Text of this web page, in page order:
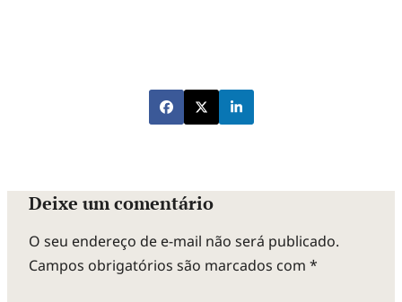
Deixe um comentário
O seu endereço de e-mail não será publicado.
Campos obrigatórios são marcados com *